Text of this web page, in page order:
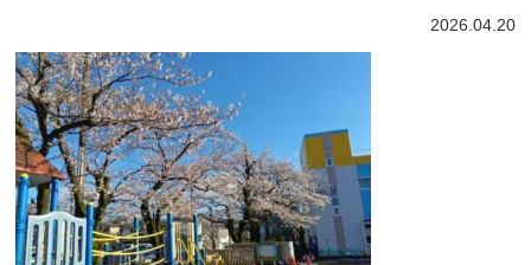
2026.04.20